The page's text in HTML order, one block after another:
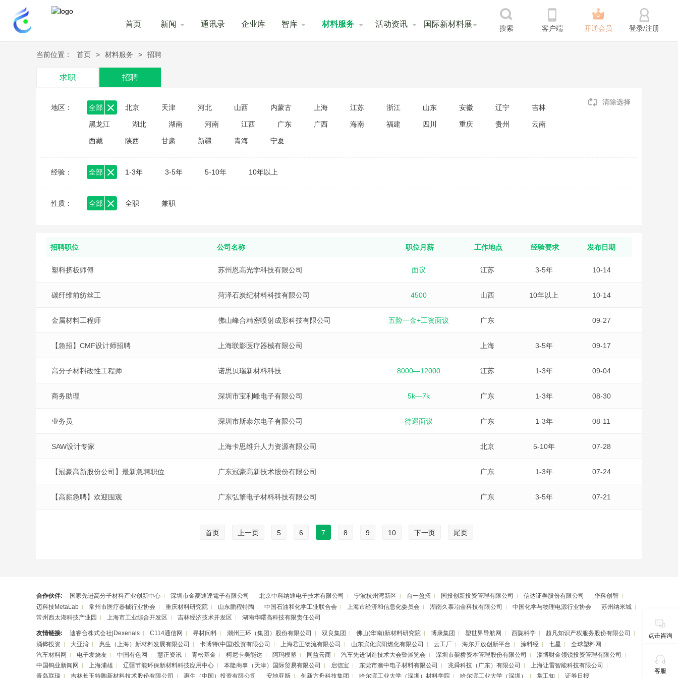
首页 新闻 通讯录 企业库 智库 材料服务 活动资讯 国际新材料展 搜索 客户端 开通会员 登录/注册
当前位置： 首页 > 材料服务 > 招聘
求职 招聘
地区： 全部 北京 天津 河北 山西 内蒙古 上海 江苏 浙江 山东 安徽 辽宁 吉林
黑龙江 湖北 湖南 河南 江西 广东 广西 海南 福建 四川 重庆 贵州 云南
西藏 陕西 甘肃 新疆 青海 宁夏
经验： 全部 1-3年 3-5年 5-10年 10年以上
性质： 全部 全职 兼职
清除选择
招聘职位 公司名称 职位月薪 工作地点 经验要求 发布日期
塑料挤板师傅 苏州恩高光学科技有限公司 面议 江苏 3-5年 10-14
碳纤维前纺丝工 菏泽石炭纪材料科技有限公司 4500 山西 10年以上 10-14
金属材料工程师 佛山峰合精密喷射成形科技有限公司 五险一金+工资面议 广东 09-27
【急招】CMF设计师招聘 上海联影医疗器械有限公司 上海 3-5年 09-17
高分子材料改性工程师 诺思贝瑞新材料科技 8000—12000 江苏 1-3年 09-04
商务助理 深圳市宝利峰电子有限公司 5k—7k 广东 1-3年 08-30
业务员 深圳市斯泰尔电子有限公司 待遇面议 广东 1-3年 08-11
SAW设计专家 上海卡思维升人力资源有限公司 北京 5-10年 07-28
【冠豪高新股份公司】最新急聘职位 广东冠豪高新技术股份有限公司 广东 1-3年 07-24
【高薪急聘】欢迎围观 广东弘擎电子材料科技有限公司 广东 3-5年 07-21
首页 上一页 5 6 7 8 9 10 下一页 尾页
合作伙伴: 国家先进高分子材料产业创新中心 深圳市金菱通達電子有限公司 北京中科纳通电子技术有限公司 宁波杭州湾新区 台一盈拓 国投创新投资管理有限公司 信达证券股份有限公司
华科创智
迈科技MetaLab
常州市医疗器械行业协会 重庆材料研究院 山东鹏程特陶 中国石油和化学工业联合会 上海市经济和信息化委员会 湖南久泰冶金科技有限公司 中国化学与物理电源行业协会
苏州纳米城
常州西太湖科技产业园
上海市工业综合开发区 吉林经济技术开发区 湖南华曙高科技有限责任公司
友情链接: 迪睿合株式会社|Dexerials C114通信网 寻材问料 潮州三环（集团）股份有限公司 双良集团 佛山(华南)新材料研究院 博康集团 塑世界导航网 西陇科学
超凡知识产权服务股份有限公司
涌铧投资
大亚湾 惠生（上海）新材料发展有限公司 卡博特(中国)投资有限公司 上海君正物流有限公司 山东滨化滨阳燃化有限公司 云工厂 海尔开放创新平台 涂料经 七星
全球塑料网
汽车材料网
电子发烧友 中国有色网 慧正资讯 青松基金 柯尼卡美能达 阿玛模塑 同益云商 汽车先进制造技术大会暨展览会 深圳市架桥资本管理股份有限公司
淄博财金领锐投资管理有限公司
中国钨业新闻网
上海浦雄 辽疆节能环保新材料科技应用中心 本隆商事（天津）国际贸易有限公司 启信宝 东莞市澳中电子材料有限公司 兆舜科技（广东）有限公司
上海让雷智能科技有限公司
青岛联瑞
吉林长玉特陶新材料技术股份有限公司 惠生（中国）投资有限公司 安地亚斯 创新方舟科技集团 哈尔滨工业大学（深圳）材料学院 哈尔滨工业大学（深圳） 掌工知 证券日报
点击咨询
客服